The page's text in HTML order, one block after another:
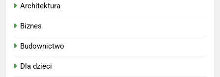
Architektura
Biznes
Budownictwo
Dla dzieci